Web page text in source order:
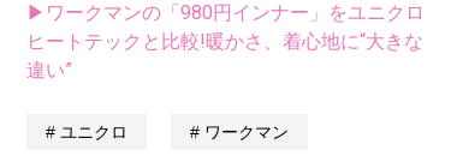
▶ワークマンの「980円インナー」をユニクロ
ヒートテックと比較!暖かさ、着心地に“大きな
違い”
ユニクロ ワークマン